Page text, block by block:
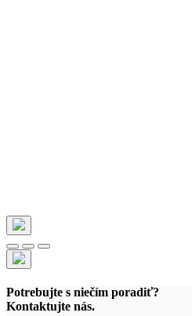
Potrebujte s niečím poradiť?
Kontaktujte nás.